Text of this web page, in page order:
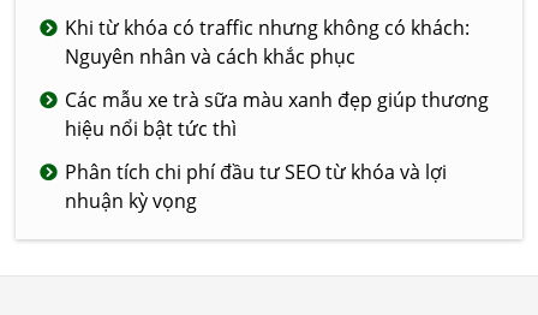
Khi từ khóa có traffic nhưng không có khách:
Nguyên nhân và cách khắc phục
Các mẫu xe trà sữa màu xanh đẹp giúp thương
hiệu nổi bật tức thì
Phân tích chi phí đầu tư SEO từ khóa và lợi
nhuận kỳ vọng